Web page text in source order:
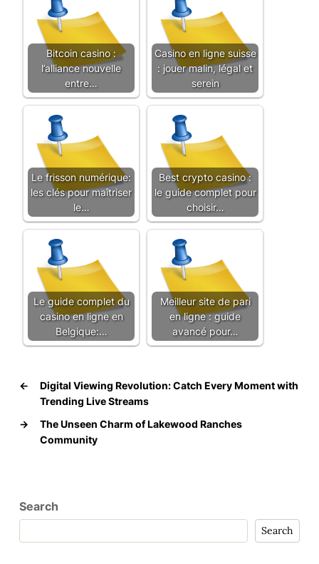
Bitcoin casino :
l’alliance nouvelle
entre…
Casino en ligne suisse
: jouer malin, légal et
serein
Le frisson numérique:
les clés pour maîtriser
le…
Best crypto casino :
le guide complet pour
choisir…
Le guide complet du
casino en ligne en
Belgique:…
Meilleur site de pari
en ligne : guide
avancé pour…
←
Digital Viewing Revolution: Catch Every Moment with
Trending Live Streams
→
The Unseen Charm of Lakewood Ranches
Community
Search
Search